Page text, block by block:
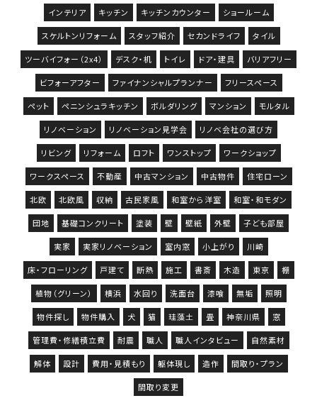
インテリア キッチン キッチンカウンター ショールーム
スケルトンリフォーム スタッフ紹介 セカンドライフ タイル
ツーバイフォー（2x4） デスク・机 トイレ ドア・建具 バリアフリー
ビフォーアフター ファイナンシャルプランナー フリースペース
ペット ペニンシュラキッチン ボルダリング マンション モルタル
リノベーション リノベーション見学会 リノベ会社の選び方
リビング リフォーム ロフト ワンストップ ワークショップ
ワークスペース 不動産 中古マンション 中古物件 住宅ローン
北欧 北欧風 収納 古民家風 和室から洋室 和室・和モダン
団地 基礎コンクリート 塗装 壁 壁紙 外壁 子ども部屋
実家 実家リノベーション 室内窓 小上がり 川崎
床・フローリング 戸建て 断熱 施工 書斎 木造 東京 棚
植物（グリーン） 横浜 水回り 洗面台 漆喰 無垢 照明
物件探し 物件購入 犬 猫 珪藻土 畳 神奈川県 窓
管理費・修繕積立費 耐震 職人 職人インタビュー 自然素材
解体 設計 費用・見積もり 躯体現し 造作 間取り・プラン
間取り変更